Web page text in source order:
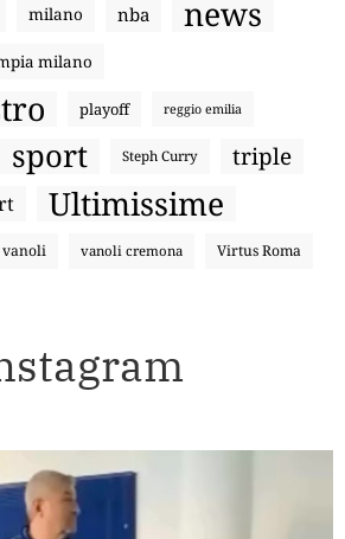
milano nba news
milano
playoff reggio emilia
sport Steph Curry triple
Ultimissime
vanoli vanoli cremona Virtus Roma